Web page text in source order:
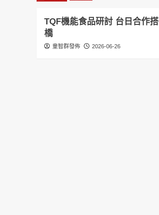
TQF機能食品研討 台日合作搭
橋
童智群發佈 2026-06-26